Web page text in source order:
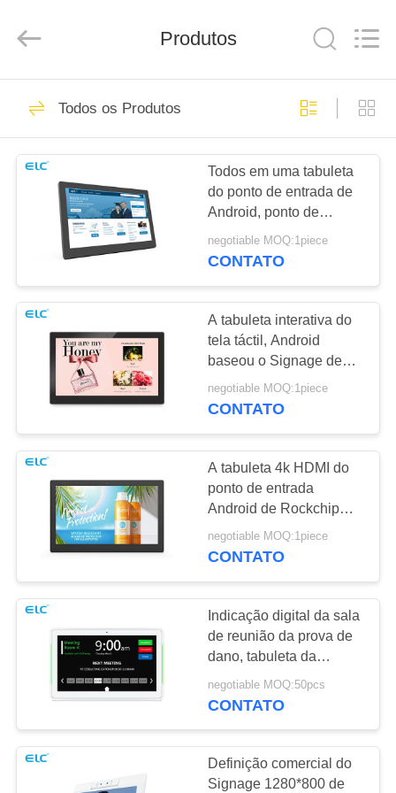
CASA
PRODUTOS
SOBRE
EXCURSÃO
DA
FÁBRICA
CONTROLE
DA
QUALIDADE
CONTACTE-
NOS
PEÇA
UMAS
CITAÇÕES
POLÍTICA
Ltd..
Painéis Digitais
246
Soluções de
Exibição para
Restaurantes
28
Televisão inteligente
16
Sinalização de tela
sensível ao toque
Produtos
Todos os Produtos
Todos em uma tabuleta
do ponto de entrada de
Android, ponto de
entrada puseram o tela
táctil da tabuleta de
negotiable MOQ:1piece
CONTATO
A tabuleta interativa do
tela táctil, Android
baseou o Signage de
Digitas 15,6 polegadas
negotiable MOQ:1piece
CONTATO
A tabuleta 4k HDMI do
ponto de entrada
Android de Rockchip
3399 Output com o
painel do LCD de 15,6
negotiable MOQ:1piece
CONTATO
Indicação digital da sala
de reunião da prova de
dano, tabuleta da
exposição da sala de
reunião
negotiable MOQ:50pcs
CONTATO
Definição comercial do
Signage 1280*800 de